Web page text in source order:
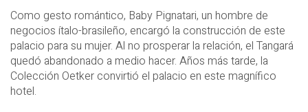
Como gesto romántico, Baby Pignatari, un hombre de
negocios ítalo-brasileño, encargó la construcción de este
palacio para su mujer. Al no prosperar la relación, el Tangará
quedó abandonado a medio hacer. Años más tarde, la
Colección Oetker convirtió el palacio en este magnífico
hotel.